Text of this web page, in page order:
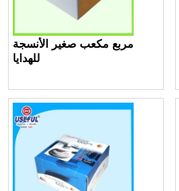
مربع مكعب صغير الأنسجة
للهدايا